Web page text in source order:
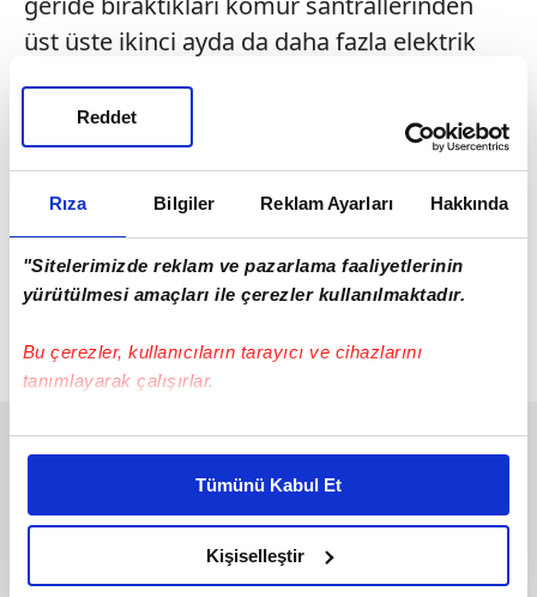
Rıza Bilgiler Reklam Ayarları Hakkında
"Sitelerimizde reklam ve pazarlama faaliyetlerinin
yürütülmesi amaçları ile çerezler kullanılmaktadır.
Bu çerezler, kullanıcıların tarayıcı ve cihazlarını
tanımlayarak çalışırlar.
Bu çerezlere izin vermeniz halinde sizlere özel
daha iyi reklam deneyimi yaşatabiliriz. Bunu yaparken
amacımızın size daha iyi bir reklam deneyimi sunmak
olduğunu ve sizlere en iyi içerikleri sunabilmek adına
elimizden gelen çabayı gösterdiğimizi ve bu noktada,
Tümünü Kabul Et
Kişiselleştir
Reddet
üst üste ikinci ayda da daha fazla elektrik
HİDROELEKTRİK ÜRETİMİ REKOR KIRDI
hidroelektrik santralleri belirleyici rol
oynadı. Mevsim normallerinin üzerinde
gerçekleşen yağışlar sayesinde
göre yüzde 58 arttı.